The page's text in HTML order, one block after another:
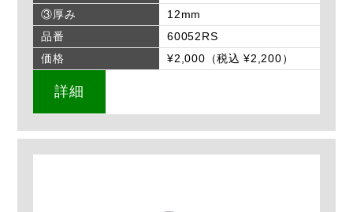
③厚み
12mm
品番
60052RS
価格
¥2,000（税込 ¥2,200）
詳細